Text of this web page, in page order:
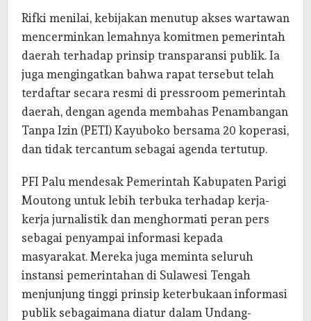
Rifki menilai, kebijakan menutup akses wartawan
mencerminkan lemahnya komitmen pemerintah
daerah terhadap prinsip transparansi publik. Ia
juga mengingatkan bahwa rapat tersebut telah
terdaftar secara resmi di pressroom pemerintah
daerah, dengan agenda membahas Penambangan
Tanpa Izin (PETI) Kayuboko bersama 20 koperasi,
dan tidak tercantum sebagai agenda tertutup.
PFI Palu mendesak Pemerintah Kabupaten Parigi
Moutong untuk lebih terbuka terhadap kerja-
kerja jurnalistik dan menghormati peran pers
sebagai penyampai informasi kepada
masyarakat. Mereka juga meminta seluruh
instansi pemerintahan di Sulawesi Tengah
menjunjung tinggi prinsip keterbukaan informasi
publik sebagaimana diatur dalam Undang-